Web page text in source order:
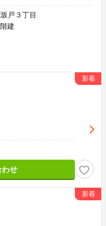
戸３丁目
建
わせ